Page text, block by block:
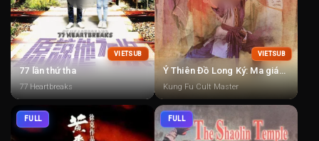
VIETSUB
77 lần thứ tha
77 Heartbreaks
VIETSUB
Ỷ Thiên Đồ Long Ký: Ma giáo giáo chủ
Kung Fu Cult Master
FULL FULL